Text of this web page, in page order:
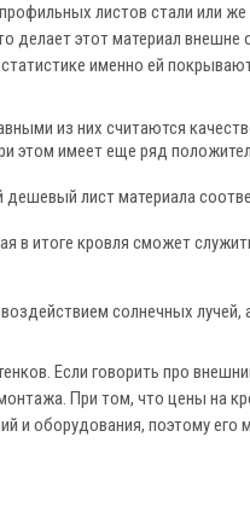
листов стали или
делает этот материал внешне
именно ей
из них считаются
этом имеет еще ряд
лист материала
в итоге кровля сможет
солнечных лучей,
Если говорить про
При том, что цены на
и оборудования, поэтому его